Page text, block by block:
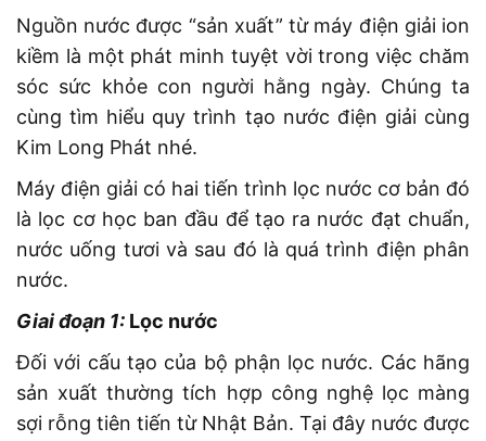
Nguồn nước được “sản xuất” từ máy điện giải ion
kiềm là một phát minh tuyệt vời trong việc chăm
sóc sức khỏe con người hằng ngày. Chúng ta
cùng tìm hiểu quy trình tạo nước điện giải cùng
Kim Long Phát nhé.
Máy điện giải có hai tiến trình lọc nước cơ bản đó
là lọc cơ học ban đầu để tạo ra nước đạt chuẩn,
nước uống tươi và sau đó là quá trình điện phân
nước.
Giai đoạn 1: Lọc nước
Đối với cấu tạo của bộ phận lọc nước. Các hãng
sản xuất thường tích hợp công nghệ lọc màng
sợi rỗng tiên tiến từ Nhật Bản. Tại đây nước được